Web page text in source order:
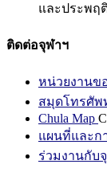
และประพฤ
ติดต่อจุฬาฯ
หน่วยงานข
สมุดโทรศัพ
Chula Map
แผนที่และก
ร่วมงานกับ